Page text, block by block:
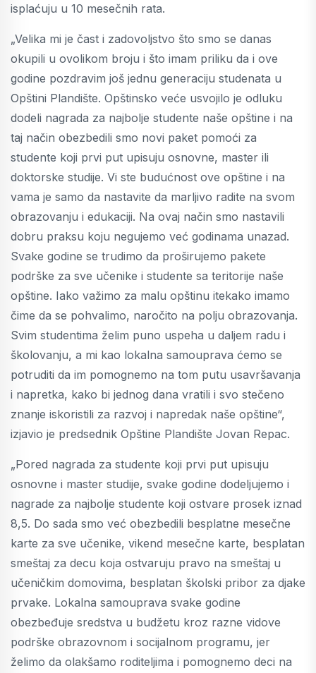
isplaćuju u 10 mesečnih rata.
„Velika mi je čast i zadovoljstvo što smo se danas
okupili u ovolikom broju i što imam priliku da i ove
godine pozdravim još jednu generaciju studenata u
Opštini Plandište. Opštinsko veće usvojilo je odluku
dodeli nagrada za najbolje studente naše opštine i na
taj način obezbedili smo novi paket pomoći za
studente koji prvi put upisuju osnovne, master ili
doktorske studije. Vi ste budućnost ove opštine i na
vama je samo da nastavite da marljivo radite na svom
obrazovanju i edukaciji. Na ovaj način smo nastavili
dobru praksu koju negujemo već godinama unazad.
Svake godine se trudimo da proširujemo pakete
podrške za sve učenike i studente sa teritorije naše
opštine. Iako važimo za malu opštinu itekako imamo
čime da se pohvalimo, naročito na polju obrazovanja.
Svim studentima želim puno uspeha u daljem radu i
školovanju, a mi kao lokalna samouprava ćemo se
potruditi da im pomognemo na tom putu usavršavanja
i napretka, kako bi jednog dana vratili i svo stečeno
znanje iskoristili za razvoj i napredak naše opštine“,
izjavio je predsednik Opštine Plandište Jovan Repac.
„Pored nagrada za studente koji prvi put upisuju
osnovne i master studije, svake godine dodeljujemo i
nagrade za najbolje studente koji ostvare prosek iznad
8,5. Do sada smo već obezbedili besplatne mesečne
karte za sve učenike, vikend mesečne karte, besplatan
smeštaj za decu koja ostvaruju pravo na smeštaj u
učeničkim domovima, besplatan školski pribor za djake
prvake. Lokalna samouprava svake godine
obezbeđuje sredstva u budžetu kroz razne vidove
podrške obrazovnom i socijalnom programu, jer
želimo da olakšamo roditeljima i pomognemo deci na